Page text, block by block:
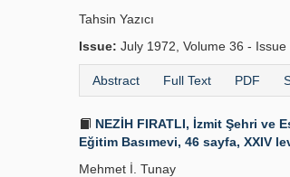
Tahsin Yazıcı
Issue: July 1972, Volume 36 - Issue
Abstract Full Text PDF
NEZİH FIRATLI, İzmit Şehri ve
Eğitim Basımevi, 46 sayfa, XXIV
Mehmet İ. Tunay